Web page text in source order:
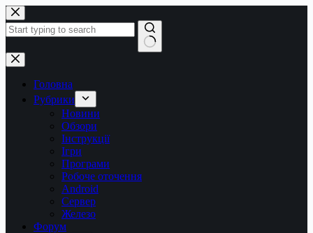
Перейти
до
вмісту
Немає
результатів
Головна
Рубрики
Новини
Обзори
Інструкції
Ігри
Програми
Робоче оточення
Android
Сервер
Железо
Форум